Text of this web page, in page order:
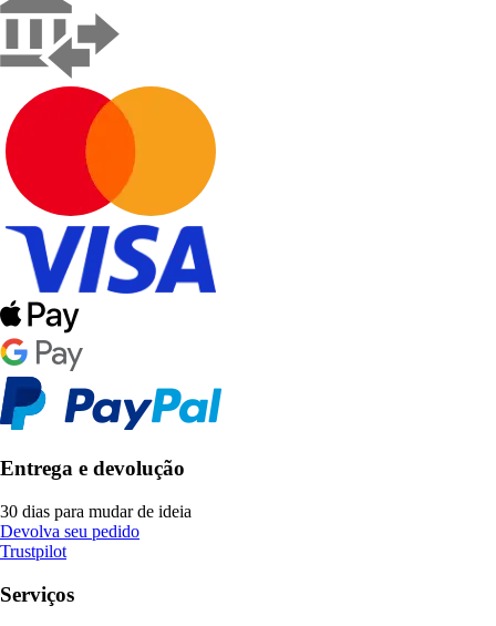
Entrega e devolução
30 dias para mudar de ideia
Devolva seu pedido
Trustpilot
Serviços